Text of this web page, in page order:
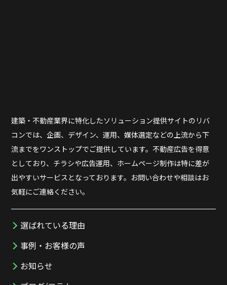
建築・不動産業界に特化したソリューション提供サイトのリバ
コンでは、企画、デザイン、運用、媒体選定などの上流から下
流までをワンストップでご提供しています。不動産広告を得意
としており、チラシや広告運用、ホームページ制作は特に差が
出やすいサービスとなっております。お問い合わせや相談はお
気軽にご連絡ください。
選ばれている理由
事例・お客様の声
お知らせ